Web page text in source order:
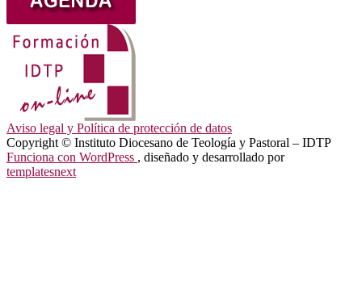
Aviso legal y Política de protección de datos
Copyright © Instituto Diocesano de Teología y Pastoral – IDTP
Funciona con WordPress , diseñado y desarrollado por
templatesnext